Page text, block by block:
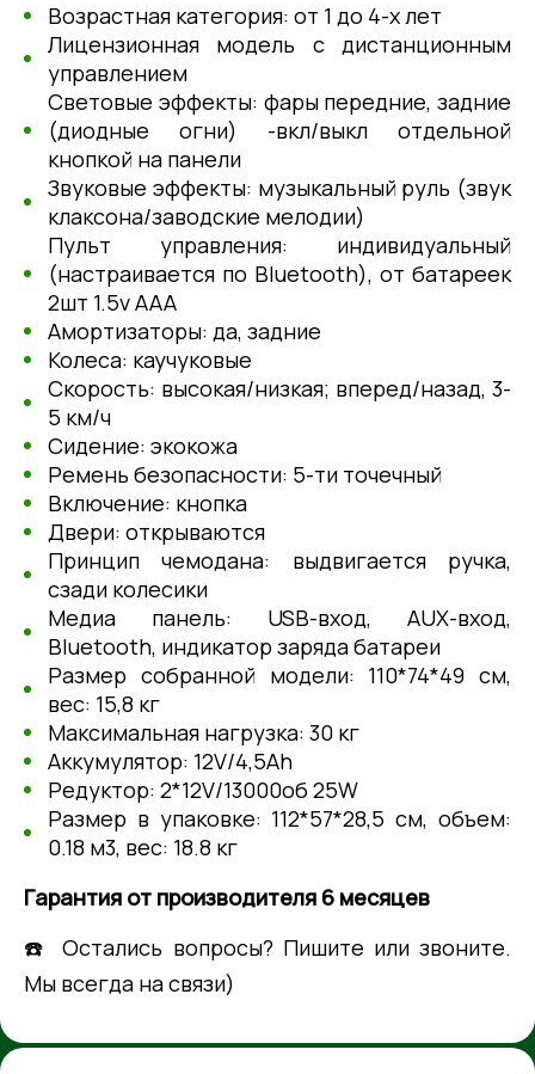
Возрастная категория: от 1 до 4-х лет
Лицензионная модель с дистанционным
управлением
Световые эффекты: фары передние, задние
(диодные огни) -вкл/выкл отдельной
кнопкой на панели
Звуковые эффекты: музыкальный руль (звук
клаксона/заводские мелодии)
Пульт управления: индивидуальный
(настраивается по Вluеtооth), от батареек
2шт 1.5v ААА
Амортизаторы: да, задние
Колеса: каучуковые
Скорость: высокая/низкая; вперед/назад, 3-
5 км/ч
Сидение: экокожа
Ремень безопасности: 5-ти точечный
Включение: кнопка
Двери: открываются
Принцип чемодана: выдвигается ручка,
сзади колесики
Медиа панель: USВ-вход, АUХ-вход,
Вluеtооth, индикатор заряда батареи
Размер собранной модели: 110*74*49 см,
вес: 15,8 кг
Максимальная нагрузка: 30 кг
Аккумулятор: 12V/4,5Аh
Редуктор: 2*12V/13000об 25W
Размер в упаковке: 112*57*28,5 см, объем:
0.18 м3, вес: 18.8 кг
Гарантия от производителя 6 месяцев
☎️ Остались вопросы? Пишите или звоните.
Мы всегда на связи)